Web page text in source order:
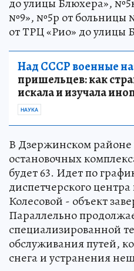
до улицы Блюхера»,
№9», №5р от больницы
от ТРЦ «Рио» до улицы
Над СССР военные
пришельцев: как
искала и изучала
НАУКА
В Дзержинском районе
остановочных
будет 63. Идет по
диспетчерского
Колесовой - объект
Параллельно
специализированной
обслуживания путей,
снега и устранения